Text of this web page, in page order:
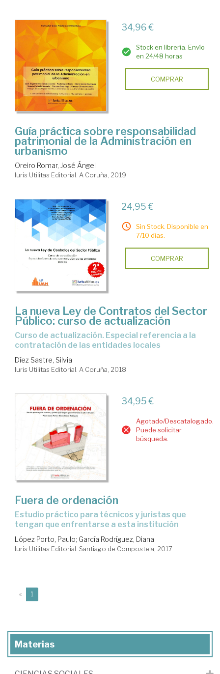
34,96 €
Stock en librería. Envío
en 24/48 horas
COMPRAR
Guía práctica sobre responsabilidad
patrimonial de la Administración en
urbanismo
Oreiro Romar, José Ángel
Iuris Utilitas Editorial. A Coruña, 2019
24,95 €
Sin Stock. Disponible en
7/10 días.
COMPRAR
La nueva Ley de Contratos del Sector
Público: curso de actualización
curso de actualización. Especial referencia a la
contratación de las entidades locales
Díez Sastre, Silvia
Iuris Utilitas Editorial. A Coruña, 2018
34,95 €
Agotado/Descatalogado.
Puede solicitar
búsqueda.
Fuera de ordenación
estudio práctico para técnicos y juristas que
tengan que enfrentarse a esta institución
López Porto, Paulo; García Rodríguez, Diana
Iuris Utilitas Editorial. Santiago de Compostela, 2017
« 1
Materias